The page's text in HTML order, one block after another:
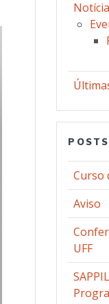
Curso
Aviso
UFF